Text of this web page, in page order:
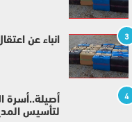
3 انباء عن
4
لتأسيس